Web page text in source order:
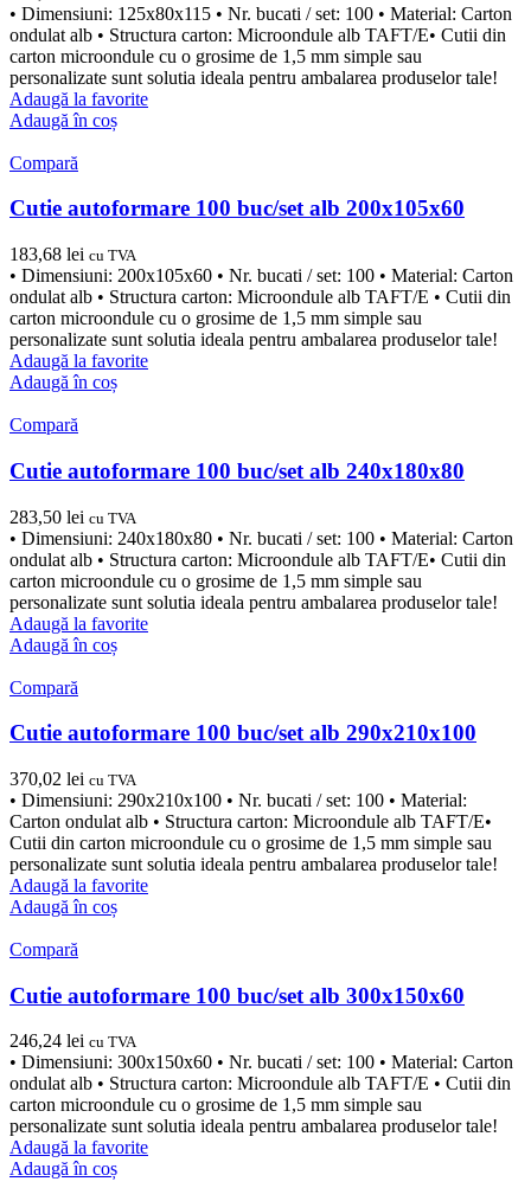
• Dimensiuni: 125x80x115 • Nr. bucati / set: 100 • Material: Carton
ondulat alb • Structura carton: Microondule alb TAFT/E• Cutii din
carton microondule cu o grosime de 1,5 mm simple sau
personalizate sunt solutia ideala pentru ambalarea produselor tale!
Adaugă la favorite
Adaugă în coș
Compară
Cutie autoformare 100 buc/set alb 200x105x60
183,68 lei cu TVA
• Dimensiuni: 200x105x60 • Nr. bucati / set: 100 • Material: Carton
ondulat alb • Structura carton: Microondule alb TAFT/E • Cutii din
carton microondule cu o grosime de 1,5 mm simple sau
personalizate sunt solutia ideala pentru ambalarea produselor tale!
Adaugă la favorite
Adaugă în coș
Compară
Cutie autoformare 100 buc/set alb 240x180x80
283,50 lei cu TVA
• Dimensiuni: 240x180x80 • Nr. bucati / set: 100 • Material: Carton
ondulat alb • Structura carton: Microondule alb TAFT/E• Cutii din
carton microondule cu o grosime de 1,5 mm simple sau
personalizate sunt solutia ideala pentru ambalarea produselor tale!
Adaugă la favorite
Adaugă în coș
Compară
Cutie autoformare 100 buc/set alb 290x210x100
370,02 lei cu TVA
• Dimensiuni: 290x210x100 • Nr. bucati / set: 100 • Material:
Carton ondulat alb • Structura carton: Microondule alb TAFT/E•
Cutii din carton microondule cu o grosime de 1,5 mm simple sau
personalizate sunt solutia ideala pentru ambalarea produselor tale!
Adaugă la favorite
Adaugă în coș
Compară
Cutie autoformare 100 buc/set alb 300x150x60
246,24 lei cu TVA
• Dimensiuni: 300x150x60 • Nr. bucati / set: 100 • Material: Carton
ondulat alb • Structura carton: Microondule alb TAFT/E • Cutii din
carton microondule cu o grosime de 1,5 mm simple sau
personalizate sunt solutia ideala pentru ambalarea produselor tale!
Adaugă la favorite
Adaugă în coș